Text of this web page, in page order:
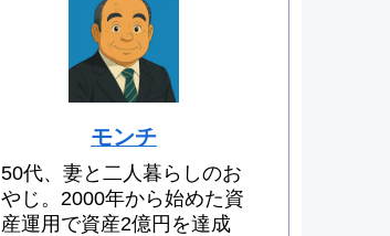
モンチ
50代、妻と二人暮らしのお
やじ。2000年から始めた資
産運用で資産2億円を達成